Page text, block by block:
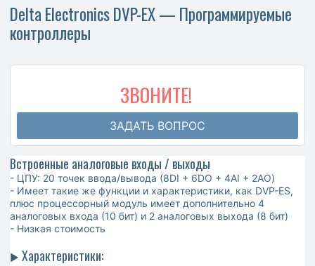
Delta Electronics DVP-EX — Программируемые
контроллеры
ЗВОНИТЕ!
ЗАДАТЬ ВОПРОС
Встроенные аналоговые входы / выходы
- ЦПУ: 20 точек ввода/вывода (8DI + 6DO + 4AI + 2AO)
- Имеет такие же функции и характеристики, как DVP-ES,
плюс процессорный модуль имеет дополнительно 4
аналоговых входа (10 бит) и 2 аналоговых выхода (8 бит)
- Низкая стоимость
► Характеристики: